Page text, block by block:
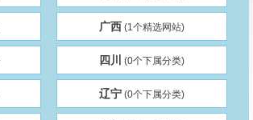
广西 (1个精选网站)
四川 (0个下属分类)
辽宁 (0个下属分类)